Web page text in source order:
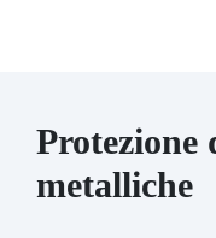
Protezione
metalliche